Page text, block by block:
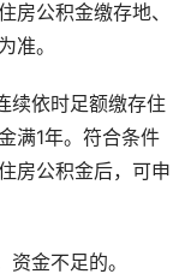
房公积金缴存地、
准。
续依时足额缴存住
满1年。符合条件
房公积金后，可申
金不足的。